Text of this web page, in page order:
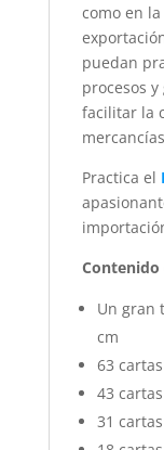
como en
puedan
procesos
facilitar la
Practica el
Contenido
Un gran
cm
63
43
31